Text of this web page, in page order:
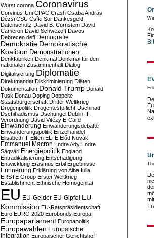
Wurst corona Coronavirus
Corvinus-Uni CPAC Crash Csaba András
Dézsi CSU Csíki Sör Dankesgeld
Datenschutz David B. Cornstein David
Cameron David Schwezoff Davos
Debrecen defi Demografie
Demokratie Demokratische
Koalition Demonstrationen
Denkfabriken Denkmal Denkmal für den
nationalen Zusammenhalt Dialog
Digitalisierung Diplomatie
Direktmandat Diskriminierung Diäten
Dokumentation Donald Trump Donald
Tusk Donau Doping Doppelte
Staatsbürgerschaft Dritter Weltkrieg
Drogenpolitik Drogentestpflicht Dschihad
Dschihadismus Dschungel Dublin-III-
Verordnung Dávid Vitézy E-Card
Einwanderung Einwanderungsdebatte
Einwanderungspolitik Einzelhandel
Elisabeth II. Eliten ELTE Előd Novák
Emmanuel Macron Endre Ady Endre
Ságvári Energiepolitik England
Entradikalisierung Entschädigung
Entwicklung Erasmus Erbil Ergebnisse
Erinnerung Erklärung von Alba Iulia
ERSTE Group Erster Weltkrieg
Establishment Ethnische Homogenität
EU EU-Gelder EU-Gipfel EU-
Kommission EU-Ratspräsidentschaft
Euro EURO 2020 Eurobonds Europa
Europaparlament Europapolitik
Europawahlen Europäische
Integration Europäischer Gerichtshof